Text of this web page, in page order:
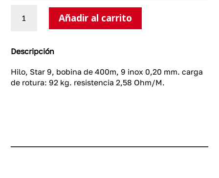
400
m.
cantidad
Añadir al carrito
Descripción
Hilo, Star 9, bobina de 400m, 9 inox 0,20 mm. carga
de rotura: 92 kg. resistencia 2,58 Ohm/M.